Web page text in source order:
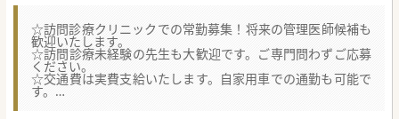
☆訪問診療クリニックでの常勤募集！将来の管理医師候補も
歓迎いたします。
☆訪問診療未経験の先生も大歓迎です。ご専門問わずご応募
ください。
☆交通費は実費支給いたします。自家用車での通勤も可能で
す。